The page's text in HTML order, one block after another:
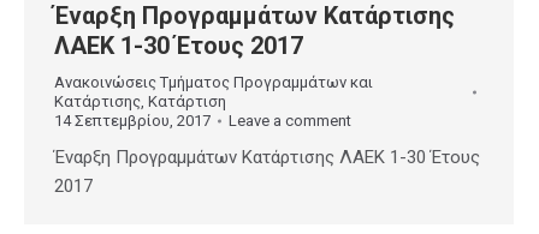
Έναρξη Προγραμμάτων Κατάρτισης
ΛΑΕΚ 1-30 Έτους 2017
Ανακοινώσεις Τμήματος Προγραμμάτων και
Κατάρτισης, Κατάρτιση
14 Σεπτεμβρίου, 2017
Leave a comment
Έναρξη Προγραμμάτων Κατάρτισης ΛΑΕΚ 1-30 Έτους
2017